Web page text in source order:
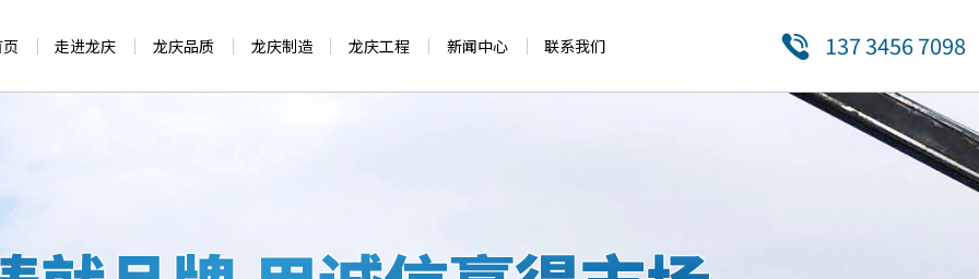
137 3456 7098
走进龙庆 龙庆品质 龙庆制造 龙庆工程 新闻中心 联系我们